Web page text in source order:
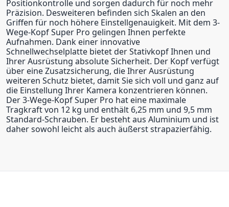
Positionkontrolle und sorgen dadurch für noch mehr
Präzision. Desweiteren befinden sich Skalen an den
Griffen für noch höhere Einstellgenauigkeit. Mit dem 3-
Wege-Kopf Super Pro gelingen Ihnen perfekte
Aufnahmen. Dank einer innovative
Schnellwechselplatte bietet der Stativkopf Ihnen und
Ihrer Ausrüstung absolute Sicherheit. Der Kopf verfügt
über eine Zusatzsicherung, die Ihrer Ausrüstung
weiteren Schutz bietet, damit Sie sich voll und ganz auf
die Einstellung Ihrer Kamera konzentrieren können.
Der 3-Wege-Kopf Super Pro hat eine maximale
Tragkraft von 12 kg und enthält 6,25 mm und 9,5 mm
Standard-Schrauben. Er besteht aus Aluminium und ist
daher sowohl leicht als auch äußerst strapazierfähig.